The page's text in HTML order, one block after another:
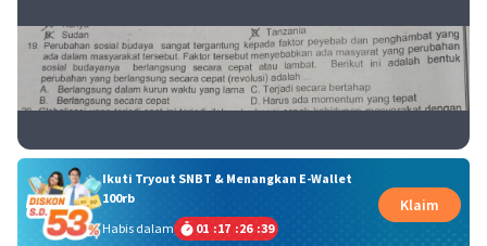
Ikuti Tryout SNBT & Menangkan E-Wallet
100rb
Habis dalam
01 :17 :26 :39
Klaim